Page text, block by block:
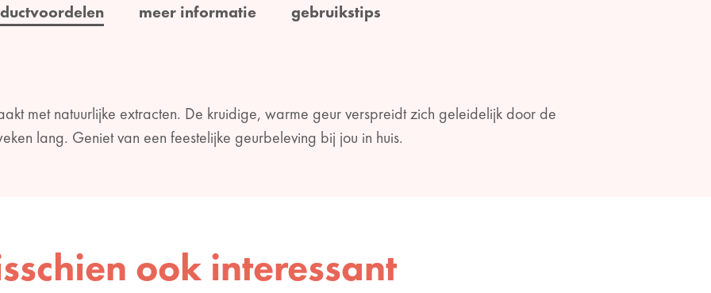
meer informatie gebruikstips
met natuurlijke extracten. De kruidige, warme geur verspreidt zich geleidelijk door de
lang. Geniet van een feestelijke geurbeleving bij jou in huis.
ook interessant